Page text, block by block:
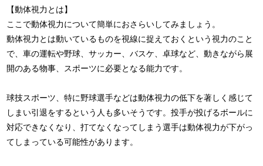
【動体視力とは】
ここで動体視力について簡単におさらいしてみましょう。
動体視力とは動いているものを視線に捉えておくという視力のこと
で、車の運転や野球、サッカー、バスケ、卓球など、動きながら展
開のある物事、スポーツに必要となる能力です。
球技スポーツ、特に野球選手などは動体視力の低下を著しく感じて
しまい引退をするという人も多いそうです。投手が投げるボールに
対応できなくなり、打てなくなってしまう選手は動体視力が下がっ
てしまっている可能性があります。